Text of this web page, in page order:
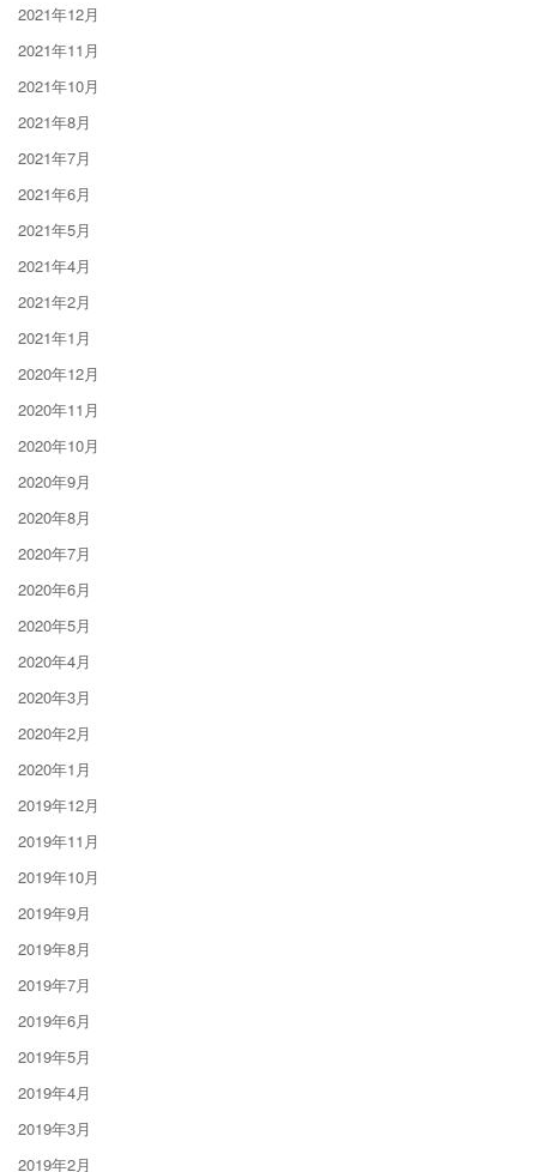
2021年12月
2021年11月
2021年10月
2021年8月
2021年7月
2021年6月
2021年5月
2021年4月
2021年2月
2021年1月
2020年12月
2020年11月
2020年10月
2020年9月
2020年8月
2020年7月
2020年6月
2020年5月
2020年4月
2020年3月
2020年2月
2020年1月
2019年12月
2019年11月
2019年10月
2019年9月
2019年8月
2019年7月
2019年6月
2019年5月
2019年4月
2019年3月
2019年2月